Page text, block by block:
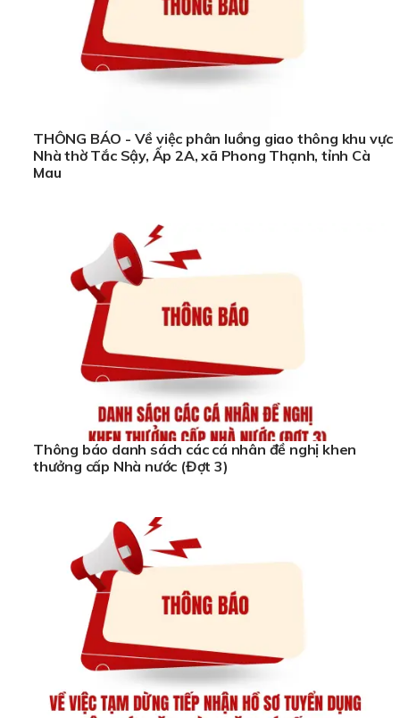
THÔNG BÁO - Về việc phân luồng giao thông khu vực
Nhà thờ Tắc Sậy, Ấp 2A, xã Phong Thạnh, tỉnh Cà
Mau
Thông báo danh sách các cá nhân đề nghị khen
thưởng cấp Nhà nước (Đợt 3)